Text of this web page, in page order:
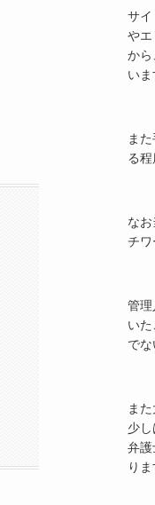
サイ
やエ
から
いま
ま
る程
な
チワ
管理
い
でな
ま
少
弁護
りま